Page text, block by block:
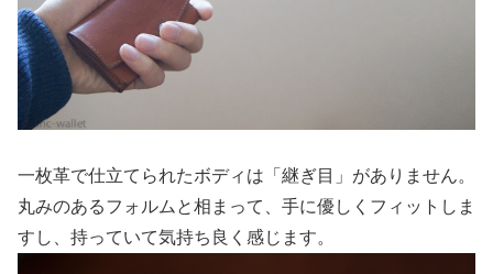
一枚革で仕立てられたボディは「継ぎ目」がありません。
丸みのあるフォルムと相まって、手に優しくフィットしま
すし、持っていて気持ち良く感じます。